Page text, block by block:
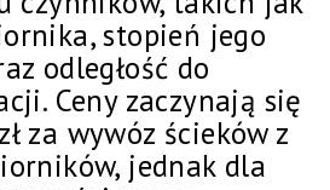
stopień jego
odległość do
Ceny zaczynają się
za wywóz ścieków z
jednak dla